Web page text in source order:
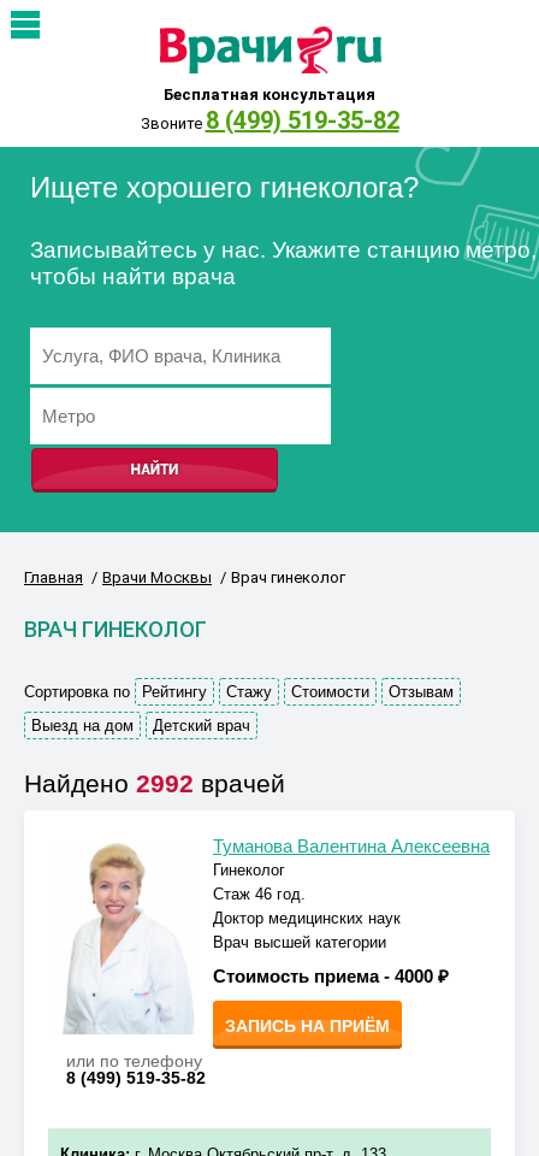
Бесплатная консультация
Звоните 8 (499) 519-35-82
Ищете хорошего гинеколога?
Записывайтесь у нас. Укажите станцию метро,
чтобы найти врача
Главная Врачи Москвы Врач гинеколог
ВРАЧ ГИНЕКОЛОГ
Сортировка по Рейтингу Стажу Стоимости
Отзывам
Выезд на дом
Детский врач
Найдено 2992 врачей
Туманова Валентина Алексеевна
Гинеколог
Стаж 46 год.
Доктор медицинских наук
Врач высшей категории
Стоимость приема - 4000 ₽
ЗАПИСЬ НА ПРИЁМ
или по телефону
8 (499) 519-35-82